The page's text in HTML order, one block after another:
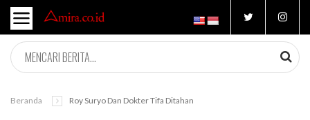
Beranda Roy Suryo Dan Dokter Tifa Ditahan